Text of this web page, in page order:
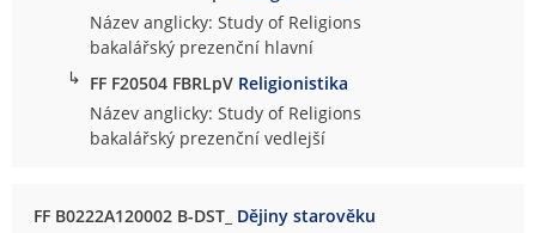
Název anglicky: Study of Religions
bakalářský prezenční hlavní
↳ FF F20504 FBRLpV Religionistika
Název anglicky: Study of Religions
bakalářský prezenční vedlejší
FF B0222A120002 B-DST_ Dějiny starověku